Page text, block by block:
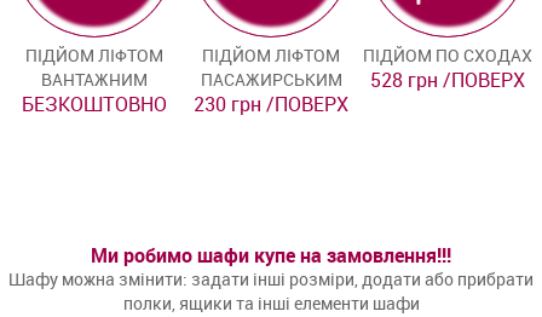
ПІДЙОМ ЛІФТОМ
ВАНТАЖНИМ
БЕЗКОШТОВНО
ПІДЙОМ ЛІФТОМ
ПАСАЖИРСЬКИМ
230 грн /ПОВЕРХ
ПІДЙОМ ПО СХОДАХ
528 грн /ПОВЕРХ
Ми робимо шафи купе на замовлення!!!
Шафу можна змінити: задати інші розміри, додати або прибрати
полки, ящики та інші елементи шафи